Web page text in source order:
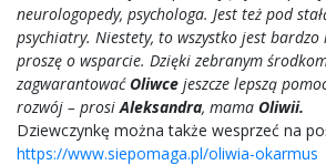
neurologopedy, psychologa. Jest też pod
psychiatry. Niestety, to wszystko jest
proszę o wsparcie. Dzięki zebranym
zagwarantowaćOliwce jeszcze lepszą
rozwój – prosiAleksandra, mama Oliwii.
Dziewczynkę można także wesprzeć na
https://www.siepomaga.pl/oliwia-okarmus